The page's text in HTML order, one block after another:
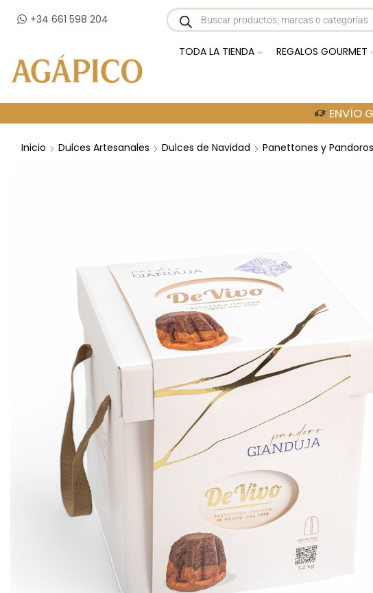
+34 661 598 204
TODA LA TIENDA REGALOS GOURMET
ENVÍO
Inicio Dulces Artesanales Dulces de Navidad Panettones y Pandoros